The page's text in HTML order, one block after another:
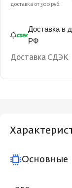
доставка от 300 руб.
Доставка в
РФ
Доставка СДЭК
Основные